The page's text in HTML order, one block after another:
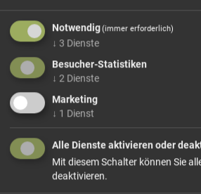
Chai-Sirup Horvat 500ml
Mit Rohzucker von der Ile de la
und Bourbon-Vanille aus Madagaskar,
Kardamom, Ingwerwurzel aus China,
Neuguinea, Gewürznelken aus
Vietnam und eine Prise weißen Pfeffer
Das Beste aus der halben Welt....
Zum Aromatisieren von Tee, Milch,
Notwendig(immer erforderlich)
↓ 3 Dienste
Besucher-Statistiken
↓ 2 Dienste
Marketing
↓ 1 Dienst
Alle Dienste aktivieren oder
Mit diesem Schalter können Sie
deaktivieren.